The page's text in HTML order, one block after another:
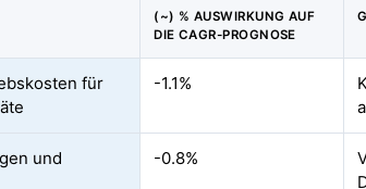
(~) % AUSWIRKUNG AUF
DIE CAGR-PROGNOSE
für
-1.1%
und
-0.8%